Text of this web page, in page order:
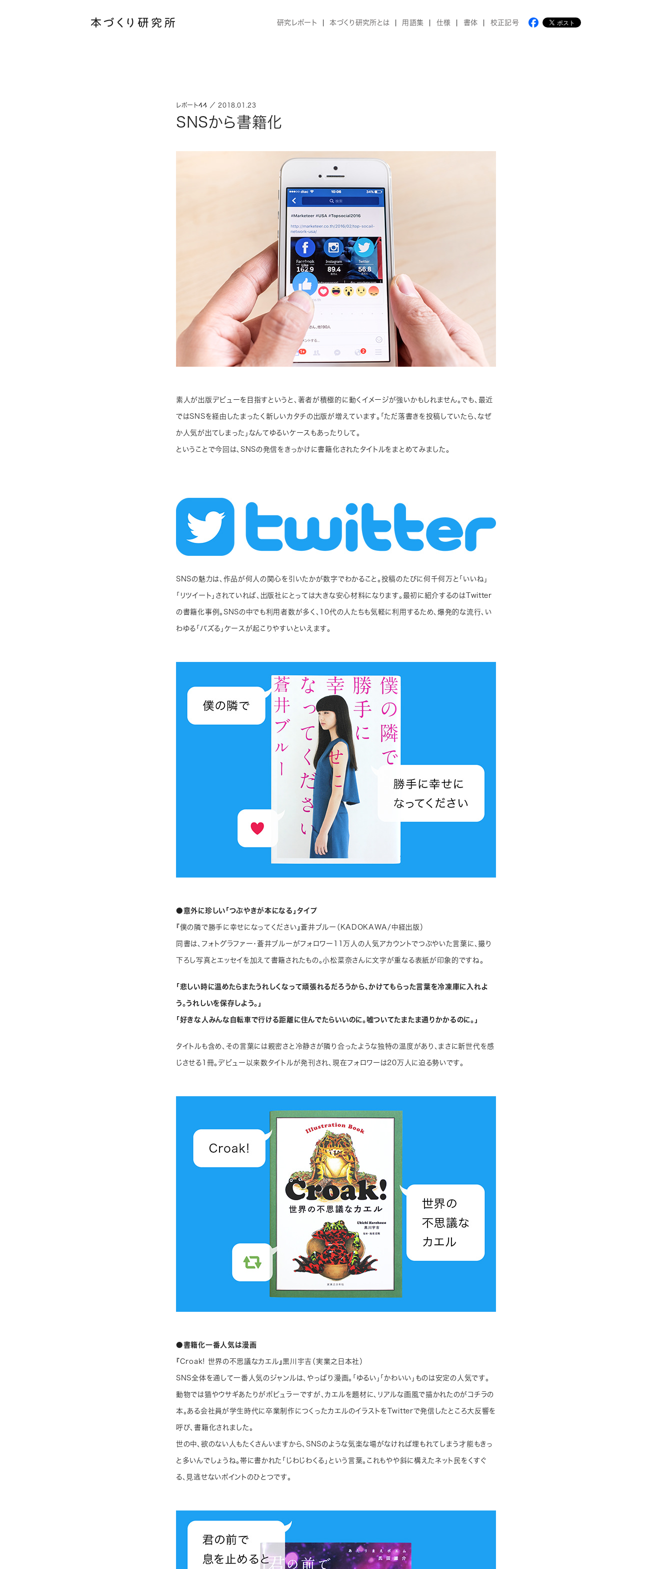
研究レポート 本づくり研究所とは 用語集 仕様 書体 校正記号
レポート44 ／ 2018.01.23
SNSから書籍化
素人が出版デビューを目指すというと、著者が積極的に動くイメージが強いかもしれません。でも、最近
ではSNSを経由したまったく新しいカタチの出版が増えています。「ただ落書きを投稿していたら、なぜ
か人気が出てしまった」なんてゆるいケースもあったりして。
ということで今回は、SNSの発信をきっかけに書籍化されたタイトルをまとめてみました。
SNSの魅力は、作品が何人の関心を引いたかが数字でわかること。投稿のたびに何千何万と「いいね」
「リツイート」されていれば、出版社にとっては大きな安心材料になります。最初に紹介するのはTwitter
の書籍化事例。SNSの中でも利用者数が多く、10代の人たちも気軽に利用するため、爆発的な流行、い
わゆる「バズる」ケースが起こりやすいといえます。
●意外に珍しい「つぶやきが本になる」タイプ
『僕の隣で勝手に幸せになってください』蒼井ブルー（KADOKAWA/中経出版）
同書は、フォトグラファー・蒼井ブルーがフォロワー11万人の人気アカウントでつぶやいた言葉に、撮り
下ろし写真とエッセイを加えて書籍されたもの。小松菜奈さんに文字が重なる表紙が印象的ですね。
「悲しい時に温めたらまたうれしくなって頑張れるだろうから、かけてもらった言葉を冷凍庫に入れよ
う。うれしいを保存しよう。」
「好きな人みんな自転車で行ける距離に住んでたらいいのに。嘘ついてたまたま通りかかるのに。」
タイトルも含め、その言葉には親密さと冷静さが隣り合ったような独特の温度があり、まさに新世代を感
じさせる1冊。デビュー以来数タイトルが発刊され、現在フォロワーは20万人に迫る勢いです。
●書籍化一番人気は漫画
『Croak! 世界の不思議なカエル』黒川宇吉（実業之日本社）
SNS全体を通して一番人気のジャンルは、やっぱり漫画。「ゆるい」「かわいい」ものは安定の人気です。
動物では猫やウサギあたりがポピュラーですが、カエルを題材に、リアルな画風で描かれたのがコチラの
本。ある会社員が学生時代に卒業制作につくったカエルのイラストをTwitterで発信したところ大反響を
呼び、書籍化されました。
世の中、欲のない人もたくさんいますから、SNSのような気楽な場がなければ埋もれてしまう才能もきっ
と多いんでしょうね。帯に書かれた「じわじわくる」という言葉。これもやや斜に構えたネット民をくすぐ
る、見逃せないポイントのひとつです。